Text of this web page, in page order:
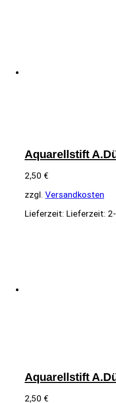
Aquarellstift
2,50 €
zzgl. Versandkosten
Lieferzeit: Lieferzeit:
Aquarellstift
2,50 €